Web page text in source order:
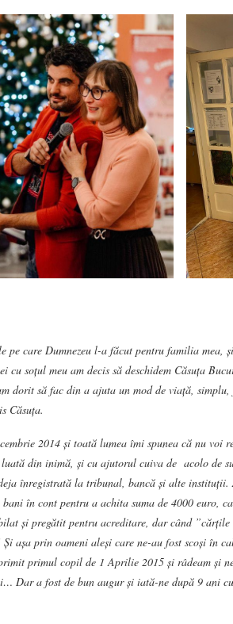
care Dumnezeu l-a făcut pentru familia mea,
soțul meu am decis să deschidem Căsuța
dorit să fac din a ajuta un mod de viață,
Căsuța.
2014 și toată lumea îmi spunea că nu voi
din inimă, și cu ajutorul cuiva de acolo de
înregistrată la tribunal, bancă și alte
în cont pentru a achita suma de 4000 euro,
și pregătit pentru acreditare, dar când
așa prin oameni aleși care ne-au fost scoși în
primul copil de 1 Aprilie 2015 și râdeam și
Dar a fost de bun augur și iată-ne după 9 ani